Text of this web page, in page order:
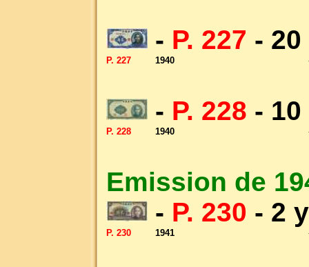
- P. 227 -
P. 227 1940
- P. 228 -
P. 228 1940
Emission de
- P. 230 - 2
P. 230 1941